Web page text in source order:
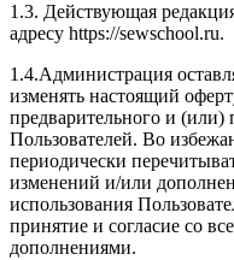
1.3. Действующая
адресу https://sewschool.ru.
1.4.Администрация
изменять настоящий
предварительного и
Пользователей. Во
периодически
изменений и/или
использования
принятие и согласие со
дополнениями.